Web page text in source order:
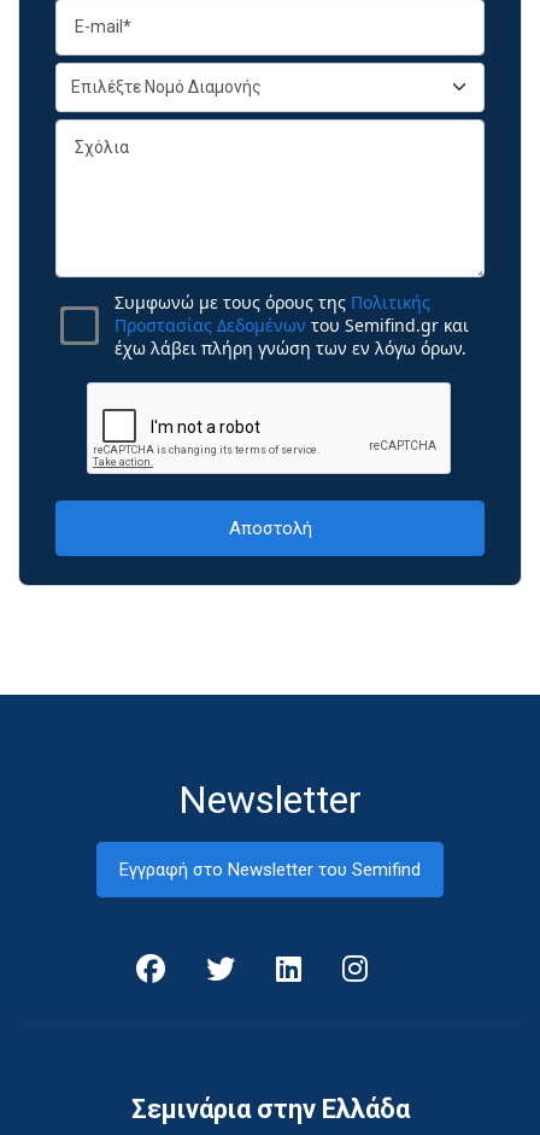
Συμφωνώ με τους όρους της Πολιτικής
Προστασίας Δεδομένων του Semifind.gr και
έχω λάβει πλήρη γνώση των εν λόγω όρων.
Newsletter
Εγγραφή στο Newsletter του Semifind
Σεμινάρια στην Ελλάδα